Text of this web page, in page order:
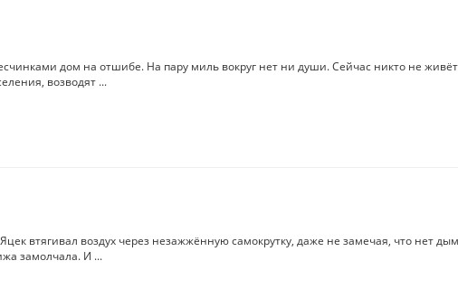
дом на отшибе. На пару миль вокруг нет ни души. Сейчас никто не
возводят ...
втягивал воздух через незажжённую самокрутку, даже не замечая, что нет
замолчала. И ...